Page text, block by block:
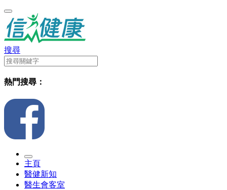
搜尋
熱門搜尋：
主頁
醫健新知
醫生會客室